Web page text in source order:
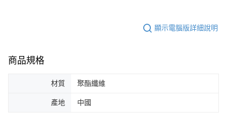
顯示電腦版詳細說明
商品規格
材質 聚酯纖維
產地 中國